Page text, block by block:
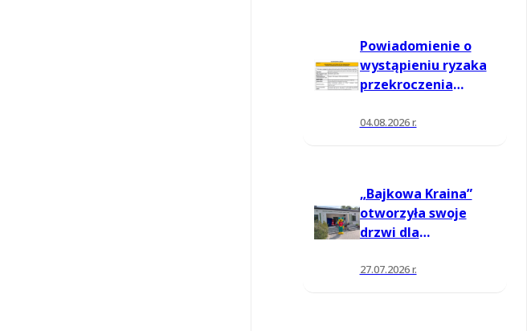
Powiadomienie o
wystąpieniu ryzaka
przekroczenia
informowania dla
04.08.2026 r.
„Bajkowa Kraina”
otworzyła swoje
drzwi dla
27.07.2026 r.